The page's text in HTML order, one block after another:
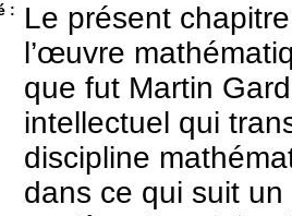
:
Le présent
l’œuvre
que fut Martin
intellectuel qui
discipline
dans ce qui suit